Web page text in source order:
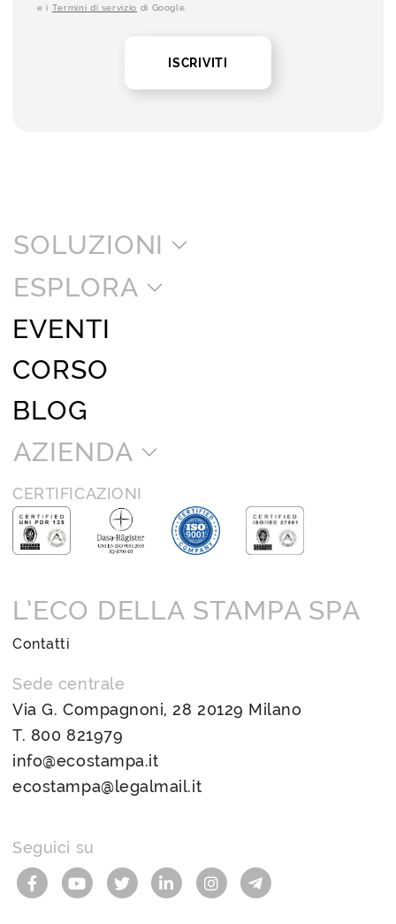
e i Termini di servizio di Google.
ISCRIVITI
SOLUZIONI
ESPLORA
EVENTI
CORSO
BLOG
AZIENDA
CERTIFICAZIONI
L’ECO DELLA STAMPA SPA
Contatti
Sede centrale
Via G. Compagnoni, 28 20129 Milano
T. 800 821979
info@ecostampa.it
ecostampa@legalmail.it
Seguici su